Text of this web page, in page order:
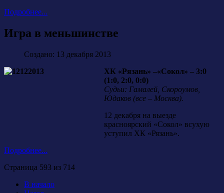
Подробнее...
Игра в меньшинстве
Создано: 13 декабря 2013
ХК «Рязань» –«Сокол» – 3:0
(1:0, 2:0, 0:0)
Судьи: Гамалей, Скороумов,
Юдаков (все – Москва).
12 декабря на выезде
красноярский «Сокол» всухую
уступил ХК «Рязань».
Подробнее...
Страница 593 из 714
В начало